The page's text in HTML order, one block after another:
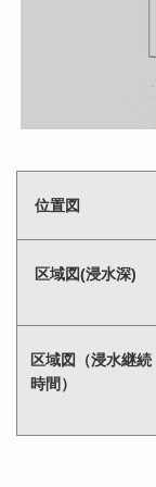
位置図
区域図(浸水深)
区域図（浸水継続
時間）